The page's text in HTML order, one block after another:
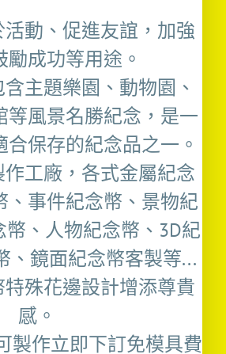
動、促進友誼，加強
勵成功等用途。
主題樂園、動物園、
等風景名勝紀念，是一
保存的紀念品之一。
工廠，各式金屬紀念
、事件紀念幣、景物紀
、人物紀念幣、3D紀
、鏡面紀念幣客製等...
殊花邊設計增添尊貴
感。
製作立即下訂免模具費